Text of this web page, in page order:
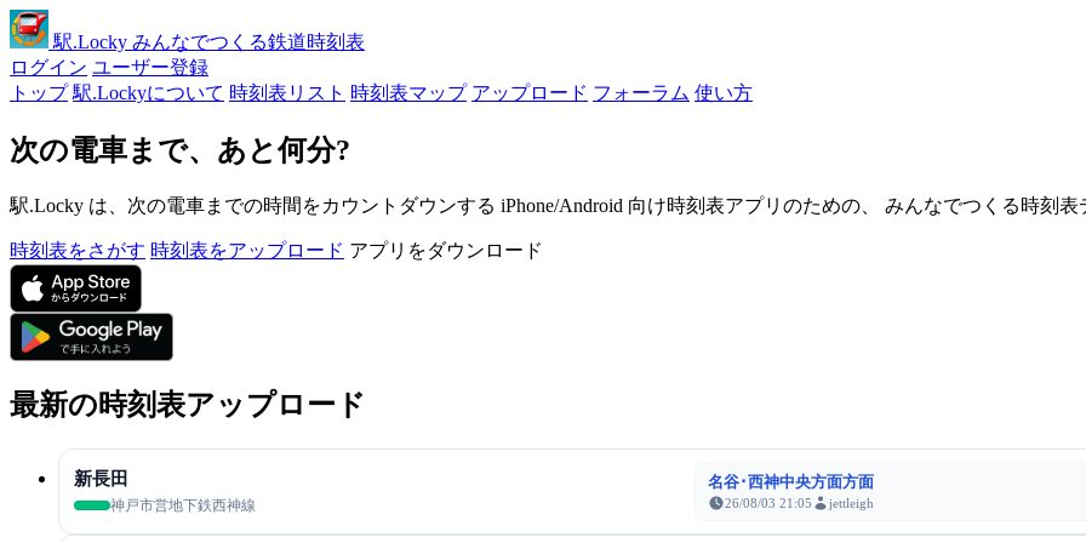
駅.Locky みんなでつくる鉄道時刻表
ログイン ユーザー登録
トップ 駅.Lockyについて 時刻表リスト 時刻表マップ アップロード フォーラム 使い方
次の電車まで、あと何分?
駅.Locky は、次の電車までの時間をカウントダウンする iPhone/Android 向け時刻表アプリのための、 みんなでつくる時刻表
時刻表をさがす 時刻表をアップロード アプリをダウンロード
最新の時刻表アップロード
新長田
神戸市営地下鉄西神線
名谷･西神中央方面方面
26/08/03 21:05 jettleigh